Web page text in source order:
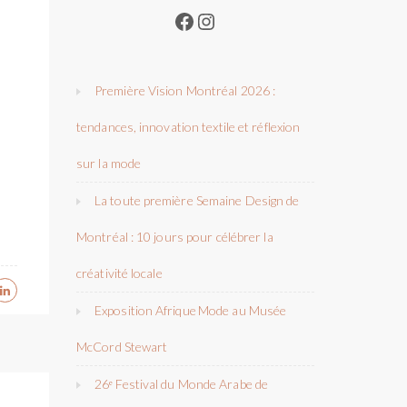
Facebook
Instagram
Première Vision Montréal 2026 :
tendances, innovation textile et réflexion
sur la mode
La toute première Semaine Design de
Montréal : 10 jours pour célébrer la
créativité locale
Exposition Afrique Mode au Musée
McCord Stewart
26ᵉ Festival du Monde Arabe de